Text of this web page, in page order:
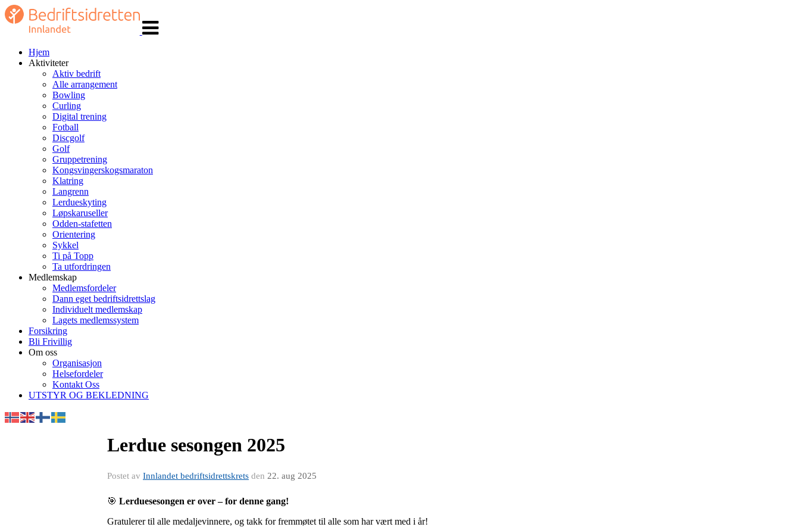
navigasjon
Hjem
Aktiviteter
Aktiv bedrift
Alle arrangement
Bowling
Curling
Digital trening
Fotball
Discgolf
Golf
Gruppetrening
Kongsvingerskogsmaraton
Klatring
Langrenn
Lerdueskyting
Løpskaruseller
Odden-stafetten
Orientering
Sykkel
Ti på Topp
Ta utfordringen
Medlemskap
Medlemsfordeler
Dann eget bedriftsidrettslag
Individuelt medlemskap
Lagets medlemssystem
Forsikring
Bli Frivillig
Om oss
Organisasjon
Helsefordeler
Kontakt Oss
UTSTYR OG BEKLEDNING
Lerdue sesongen 2025
Postet av Innlandet bedriftsidrettskrets den 22. aug 2025
🎯 Lerduesesongen er over – for denne gang!
Gratulerer til alle medaljevinnere, og takk for fremmøtet til alle som har vært med i år!